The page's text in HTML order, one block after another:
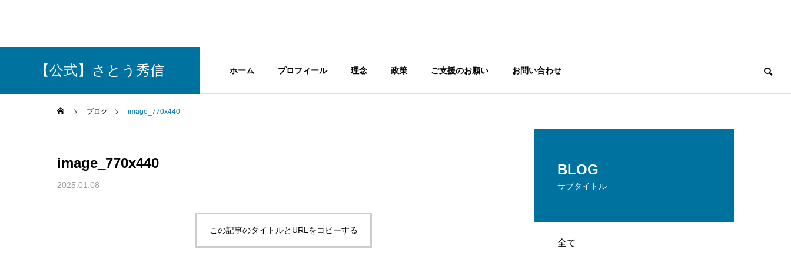
【公式】さとう秀信 ホーム プロフィール 理念 政策 ご支援のお願い お問い合わせ
３つのお約束
Social Contributions
ブログ image_770x440
image_770x440
2025.01.08
この記事のタイトルとURLをコピーする
BLOG
サブタイトル
全て